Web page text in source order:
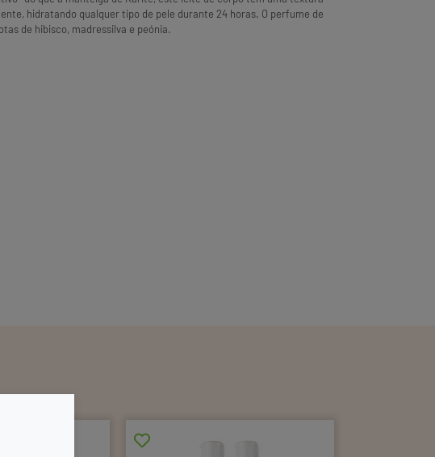
hidratando qualquer tipo de pele durante 24 horas. O perfume de
de hibisco, madressilva e peónia.